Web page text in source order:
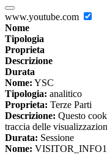
www.youtube.com
Nome
Tipologia
Proprieta
Descrizione
Durata
Nome: YSC
Tipologia: analitico
Proprieta: Terze Parti
Descrizione: Questo
traccia delle
Durata: Sessione
Nome: